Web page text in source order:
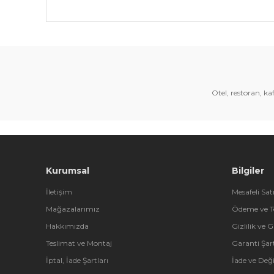
Bu ürünün fiyat bilgisi, resim, ürün
Ürün bilgilerinde hatalar bulunuyor.
Otel, restoran,
Kurumsal
İletişim
Mağazalarımız
Hakkımızda
Teslimat ve Montaj
İptal, İade Şartları
Bilgiler
Mesafeli
Ödeme ve
Gizlilik ve
Garanti
İade ve